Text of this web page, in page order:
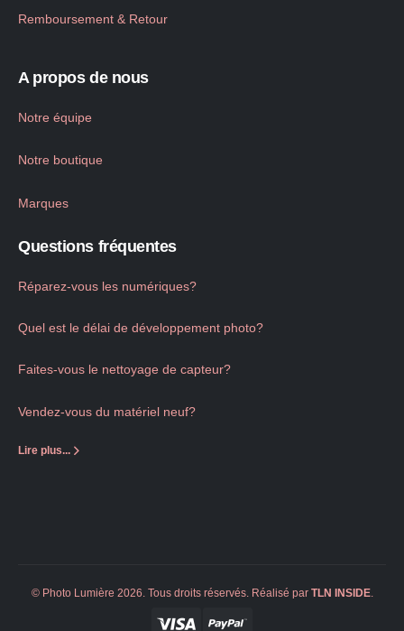
Remboursement & Retour
A propos de nous
Notre équipe
Notre boutique
Marques
Questions fréquentes
Réparez-vous les numériques?
Quel est le délai de développement photo?
Faites-vous le nettoyage de capteur?
Vendez-vous du matériel neuf?
Lire plus...
© Photo Lumière 2026. Tous droits réservés. Réalisé par TLN INSIDE.